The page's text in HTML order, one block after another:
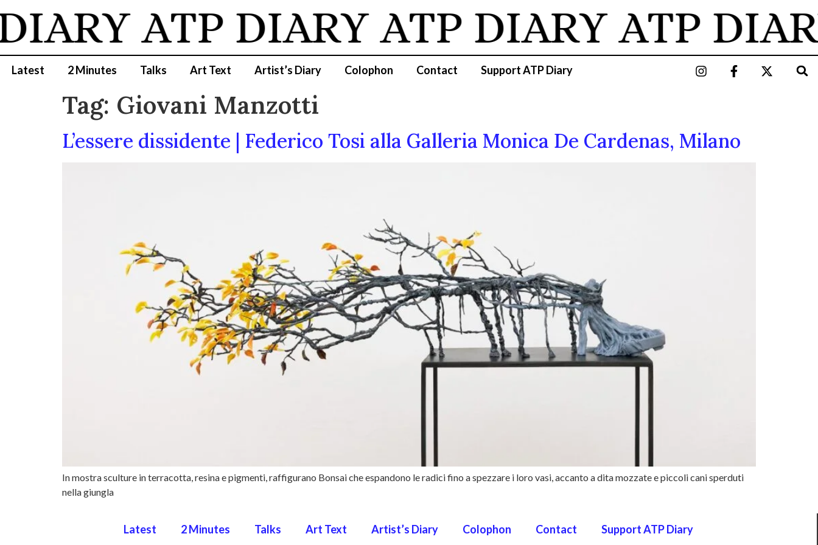
ATP DIARY ATP DIARY ATP
Latest 2 Minutes Talks Art Text Artist’s Diary Colophon Contact Support ATP Diary
Tag: Giovani Manzotti
L’essere dissidente | Federico Tosi alla Galleria Monica De Cardenas, Milano
In mostra sculture in terracotta, resina e pigmenti, raffigurano Bonsai che espandono le radici fino a spezzare i loro vasi, accanto a dita mozzate e piccoli cani sperduti
nella giungla
Latest 2 Minutes Talks Art Text Artist’s Diary Colophon Contact Support ATP Diary